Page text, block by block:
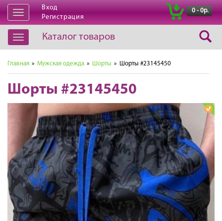
Открыть
навигацию
Вход
Регистрация
0 - 0р.
Открыть
навигацию
Каталог товаров
Главная » Мужская одежда » Шорты » Шорты #23145450
Шорты #23145450